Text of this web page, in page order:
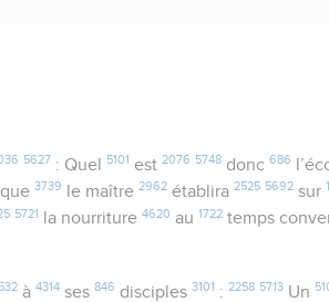
5627 : Quel 5101 est 2076 5748donc 686
que3739 le maître2962 établira2525 5692 sur
5721 la nourriture4620 au 1722 temps
à 4314ses 846 disciples 3101 : 2258 5713Un